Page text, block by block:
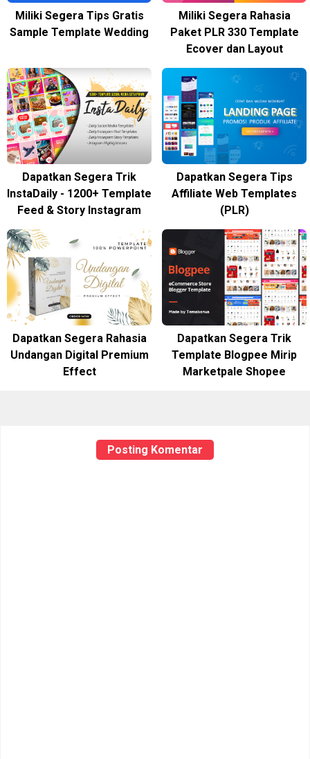
Miliki Segera Tips Gratis
Sample Template Wedding
Miliki Segera Rahasia
Paket PLR 330 Template
Ecover dan Layout
Dapatkan Segera Trik
InstaDaily - 1200+ Template
Feed & Story Instagram
Dapatkan Segera Tips
Affiliate Web Templates
(PLR)
Dapatkan Segera Rahasia
Undangan Digital Premium
Effect
Dapatkan Segera Trik
Template Blogpee Mirip
Marketpale Shopee
Posting Komentar